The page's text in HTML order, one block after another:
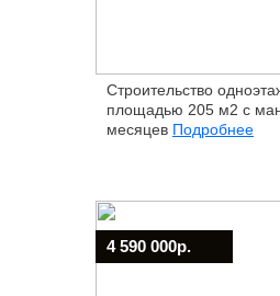
Строительство
площадью 205 м2 с
месяцев Подробнее
4 590 000р.